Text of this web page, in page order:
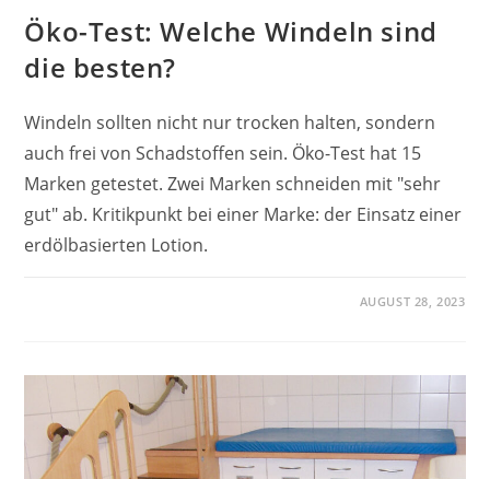
Öko-Test: Welche Windeln sind
die besten?
Windeln sollten nicht nur trocken halten, sondern
auch frei von Schadstoffen sein. Öko-Test hat 15
Marken getestet. Zwei Marken schneiden mit "sehr
gut" ab. Kritikpunkt bei einer Marke: der Einsatz einer
erdölbasierten Lotion.
AUGUST 28, 2023